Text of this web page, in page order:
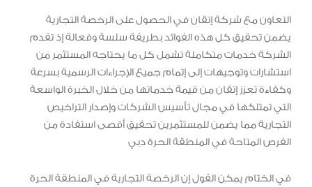
التعاون مع شركة إتقان في الحصول على الرخصة التجارية
يضمن تحقيق كل هذه الفوائد بطريقة سلسة وفعالة إذ تقدم
الشركة خدمات متكاملة تشمل كل ما يحتاجه المستثمر من
استشارات وتوجيهات إلى إتمام جميع الإجراءات الرسمية بسرعة
وكفاءة تعزز إتقان من قيمة خدماتها من خلال الخبرة الواسعة
التي تمتلكها في مجال تأسيس الشركات وإصدار التراخيص
التجارية مما يضمن للمستثمرين تحقيق أقصى استفادة من
الفرص المتاحة في المنطقة الحرة دبي
في الختام يمكن القول إن الرخصة التجارية في المنطقة الحرة